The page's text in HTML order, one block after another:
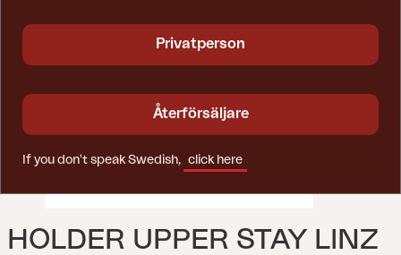
HOLDER UPPER STAY LINZ
Privatperson
Återförsäljare
If you don't speak Swedish, click here